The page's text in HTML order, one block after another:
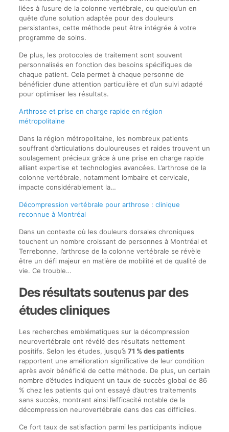
liées à l’usure de la colonne vertébrale, ou quelqu’un en
quête d’une solution adaptée pour des douleurs
persistantes, cette méthode peut être intégrée à votre
programme de soins.
De plus, les protocoles de traitement sont souvent
personnalisés en fonction des besoins spécifiques de
chaque patient. Cela permet à chaque personne de
bénéficier d’une attention particulière et d’un suivi adapté
pour optimiser les résultats.
Arthrose et prise en charge rapide en région
métropolitaine
Dans la région métropolitaine, les nombreux patients
souffrant d’articulations douloureuses et raides trouvent un
soulagement précieux grâce à une prise en charge rapide
alliant expertise et technologies avancées. L’arthrose de la
colonne vertébrale, notamment lombaire et cervicale,
impacte considérablement la…
Décompression vertébrale pour arthrose : clinique
reconnue à Montréal
Dans un contexte où les douleurs dorsales chroniques
touchent un nombre croissant de personnes à Montréal et
Terrebonne, l’arthrose de la colonne vertébrale se révèle
être un défi majeur en matière de mobilité et de qualité de
vie. Ce trouble…
Des résultats soutenus par des
études cliniques
Les recherches emblématiques sur la décompression
neurovertébrale ont révélé des résultats nettement
positifs. Selon les études, jusqu’à 71 % des patients
rapportent une amélioration significative de leur condition
après avoir bénéficié de cette méthode. De plus, un certain
nombre d’études indiquent un taux de succès global de 86
% chez les patients qui ont essayé d’autres traitements
sans succès, montrant ainsi l’efficacité notable de la
décompression neurovertébrale dans des cas difficiles.
Ce fort taux de satisfaction parmi les participants indique